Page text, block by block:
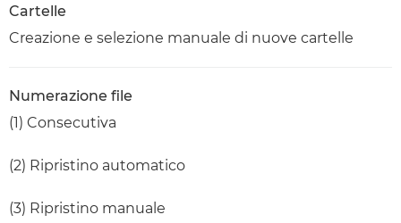
Cartelle
Creazione e selezione manuale di nuove cartelle
Numerazione file
(1) Consecutiva
(2) Ripristino automatico
(3) Ripristino manuale